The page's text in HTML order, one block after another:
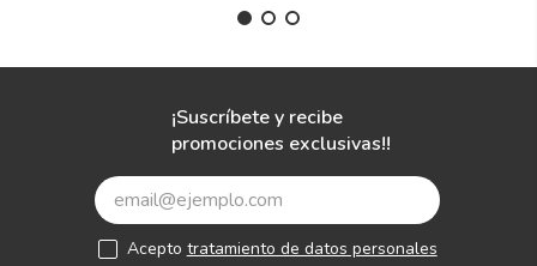
¡Suscríbete y recibe
promociones exclusivas!!
Acepto tratamiento de datos personales